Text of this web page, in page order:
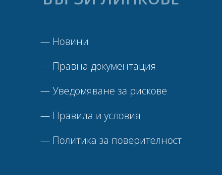
— Новини
— Правна документация
—Уведомяване за рискове
— Правила и условия
— Политика за поверителност